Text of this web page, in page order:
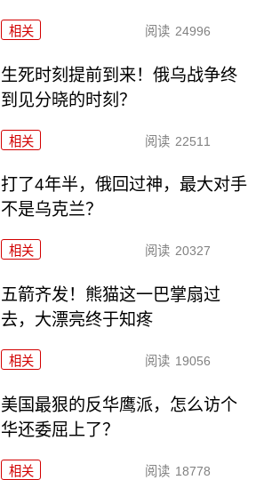
相关 阅读 24996
生死时刻提前到来！俄乌战争终
到见分晓的时刻？
相关 阅读 22511
打了4年半，俄回过神，最大对手
不是乌克兰？
相关 阅读 20327
五箭齐发！熊猫这一巴掌扇过
去，大漂亮终于知疼
相关 阅读 19056
美国最狠的反华鹰派，怎么访个
华还委屈上了？
相关 阅读 18778